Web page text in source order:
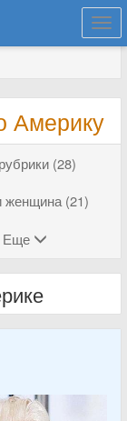
Америку
(28)
женщина (21)
Еще